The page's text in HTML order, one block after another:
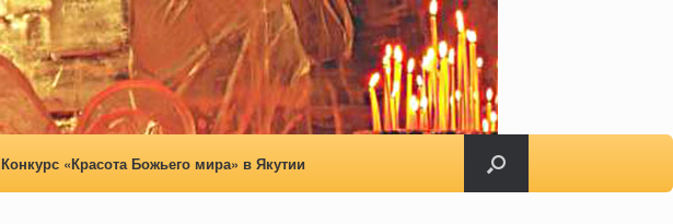
Конкурс «Красота Божьего мира» в Якутии